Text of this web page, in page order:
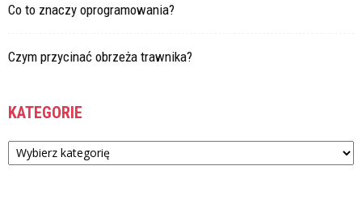
Co to znaczy oprogramowania?
Czym przycinać obrzeża trawnika?
KATEGORIE
Kategorie